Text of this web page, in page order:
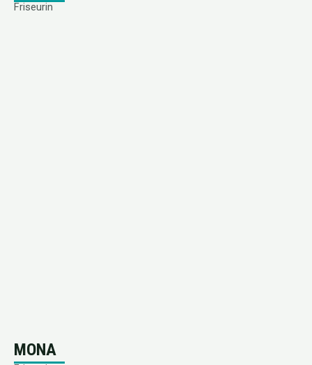
Friseurin
MONA